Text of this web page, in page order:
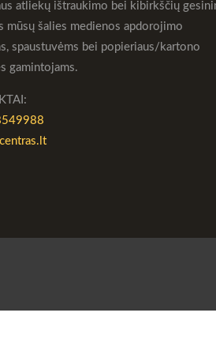
atliekų ištraukimo bei kibirkščių
mūsų šalies medienos apdorojimo
spaustuvėms bei popieriaus/kartono
gamintojams.